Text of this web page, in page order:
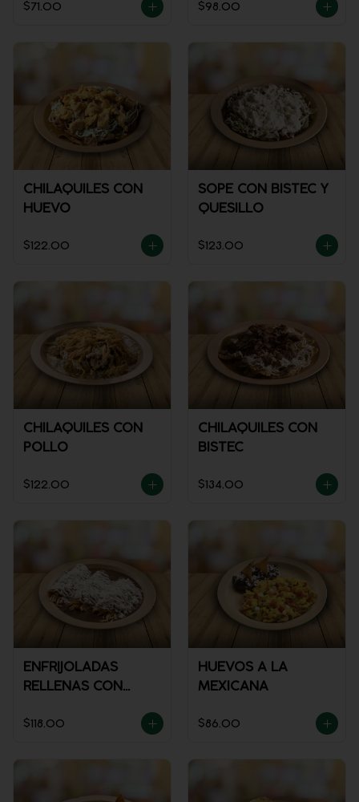
$71.00 $98.00
CHILAQUILES CON
HUEVO
$122.00
SOPE CON BISTEC Y
QUESILLO
$123.00
CHILAQUILES CON
POLLO
$122.00
CHILAQUILES CON
BISTEC
$134.00
ENFRIJOLADAS
RELLENAS CON
$118.00
HUEVOS A LA
MEXICANA
$86.00